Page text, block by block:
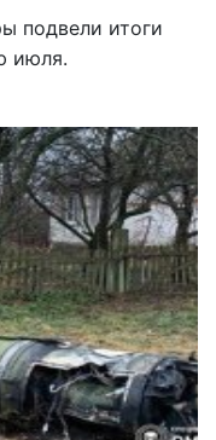
подвели итоги
июля.